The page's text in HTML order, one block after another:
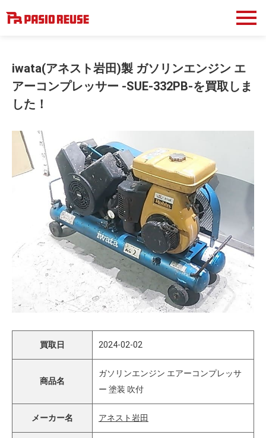
iwata(アネスト岩田)製 ガソリンエンジン エ
アーコンプレッサー -SUE-332PB-を買取しま
した！
買取日 2024-02-02
商品名
ガソリンエンジン エアーコンプレッサ
ー 塗装 吹付
メーカー名 アネスト岩田